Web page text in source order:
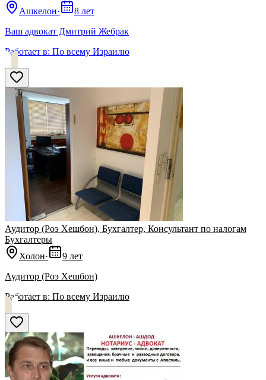
Ашкелон·
8 лет
Ваш адвокат Дмитрий Жебрак
Работает в: По всему Израилю
Аудитор (Роэ Хешбон), Бухгалтер, Консультант по налогам
Бухгалтеры
Холон·
9 лет
Аудитор (Роэ Хешбон)
Работает в: По всему Израилю